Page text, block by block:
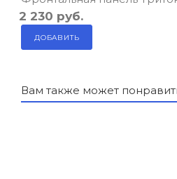
2 230 руб.
ДОБАВИТЬ
Вам также может